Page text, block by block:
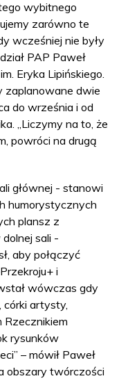
wybitnego
zarówno te
wcześniej nie były
PAP Paweł
Eryka Lipińskiego.
zaplanowane dwie
do września i od
„Liczymy na to, że
powróci na drugą
głównej - stanowi
humorystycznych
plansz z
sali -
aby połączyć
i
wówczas gdy
córki artysty,
Rzecznikiem
rysunków
– mówił Paweł
obszary twórczości